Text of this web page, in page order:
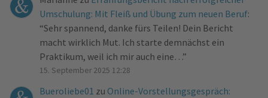
Umschulung: Mit Fleiß und Übung zum neuen Beruf:
“Sehr spannend, danke fürs Teilen! Dein Bericht
macht wirklich Mut. Ich starte demnächst ein
Praktikum, weil ich mir auch eine… ”
15. September 2025 12:28
Bueroliebe01 zu Online-Vorstellungsgespräch: